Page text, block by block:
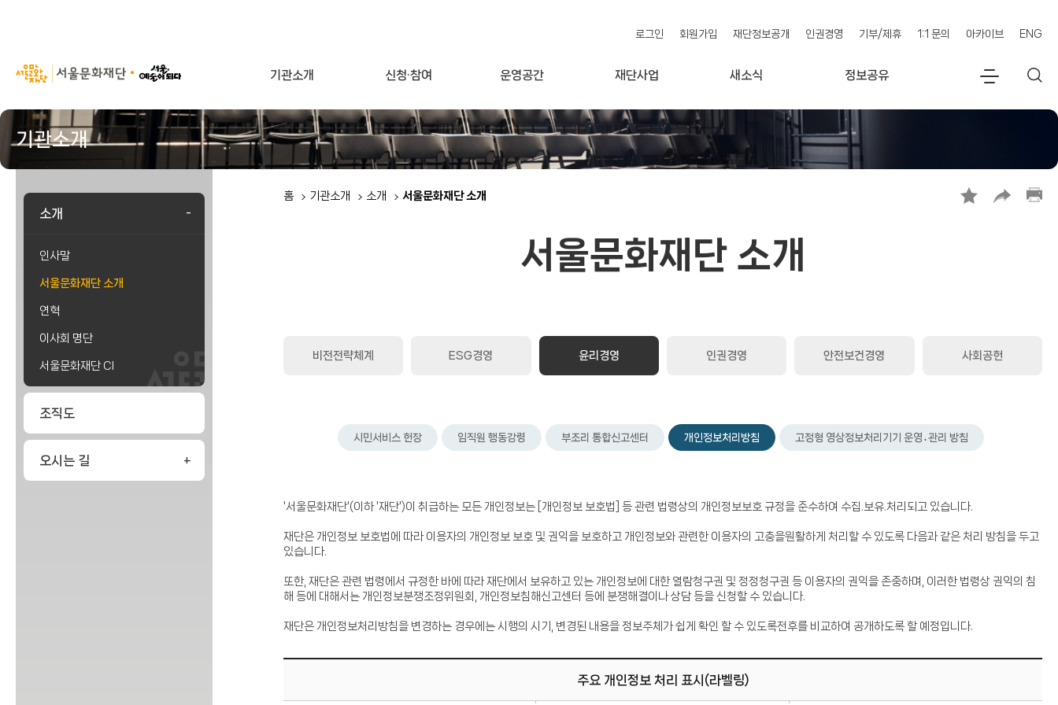
서
재
단
로그인 회원가입 재단정보공개 인권경영 기부/제휴 1:1 문의 아카이브 ENG
기관소개 신청·참여 운영공간 재단사업 새소식 정보공유
전
뉴
검
기관소개
소개
인사말
서울문화재단 소개
연혁
이사회 명단
서울문화재단 CI
조직도
오시는 길
서울문화재단 소개
홈 기관소개 소개 서울문화재단 소개
비전전략체계 ESG경영 윤리경영 인권경영 안전보건경영 사회공헌
시민서비스 헌장 임직원 행동강령 부조리 통합신고센터 개인정보처리방침 고정형 영상정보처리기기 운영․관리 방침
'서울문화재단'(이하 '재단')이 취급하는 모든 개인정보는 [개인정보 보호법] 등 관련 법령상의 개인정보보호 규정을 준수하여 수집.보유.처리되고 있습니다.
재단은 개인정보 보호법에 따라 이용자의 개인정보 보호 및 권익을 보호하고 개인정보와 관련한 이용자의 고충을원활하게 처리할 수 있도록 다음과 같은 처리 방침을 두고
있습니다.
또한, 재단은 관련 법령에서 규정한 바에 따라 재단에서 보유하고 있는 개인정보에 대한 열람청구권 및 정정청구권 등 이용자의 권익을 존중하며, 이러한 법령상 권익의 침
해 등에 대해서는 개인정보분쟁조정위원회, 개인정보침해신고센터 등에 분쟁해결이나 상담 등을 신청할 수 있습니다.
재단은 개인정보처리방침을 변경하는 경우에는 시행의 시기, 변경된 내용을 정보주체가 쉽게 확인 할 수 있도록전후를 비교하여 공개하도록 할 예정입니다.
주요 개인정보 처리 표시(라벨링)